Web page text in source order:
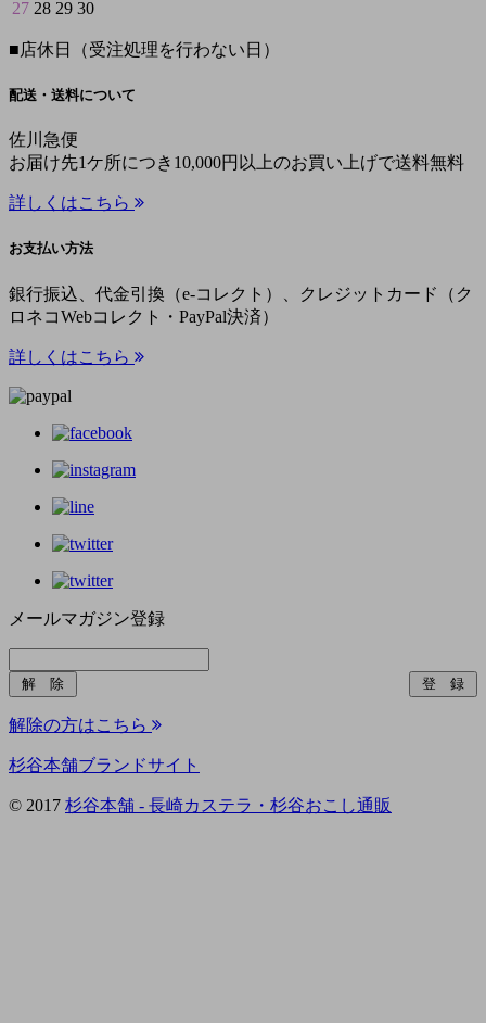
27 28 29 30
■店休日（受注処理を行わない日）
配送・送料について
佐川急便
お届け先1ケ所につき10,000円以上のお買い上げで送料無料
詳しくはこちら
お支払い方法
銀行振込、代金引換（e-コレクト）、クレジットカード（ク
ロネコWebコレクト・PayPal決済）
詳しくはこちら
メールマガジン登録
解除の方はこちら
杉谷本舗ブランドサイト
© 2017 杉谷本舗 - 長崎カステラ・杉谷おこし通販